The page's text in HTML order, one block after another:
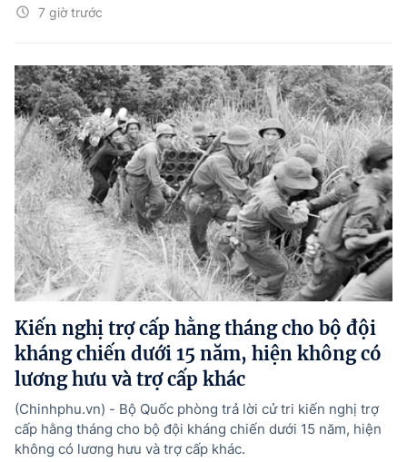
7 giờ trước
Kiến nghị trợ cấp hằng tháng cho bộ đội
kháng chiến dưới 15 năm, hiện không có
lương hưu và trợ cấp khác
(Chinhphu.vn) - Bộ Quốc phòng trả lời cử tri kiến nghị trợ
cấp hằng tháng cho bộ đội kháng chiến dưới 15 năm, hiện
không có lương hưu và trợ cấp khác.